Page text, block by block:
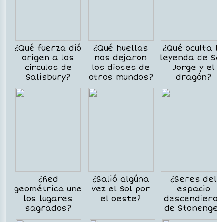
¿Qué fuerza dió
origen a los
círculos de
Salisbury?
¿Qué huellas
nos dejaron
los dioses de
otros mundos?
¿Qué oculta
leyenda de
Jorge y el
dragón?
¿Red
geométrica une
los lugares
sagrados?
¿Salió algúna
vez el Sol por
el oeste?
¿Seres del
espacio
de